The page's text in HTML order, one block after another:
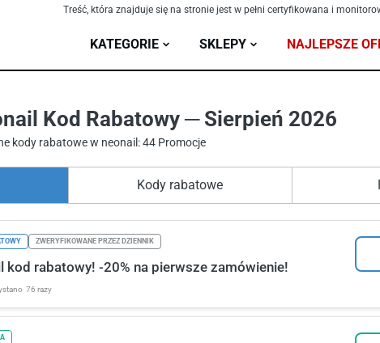
Treść, która znajduje się na stronie jest w pełni certyfikowana i
KATEGORIE SKLEPY NAJLEPSZE
Kod Rabatowy ─ Sierpień 2026
kody rabatowe w neonail: 44 Promocje
Kody rabatowe
ZWERYFIKOWANE PRZEZ DZIENNIK
kod rabatowy! -20% na pierwsze zamówienie!
76 razy